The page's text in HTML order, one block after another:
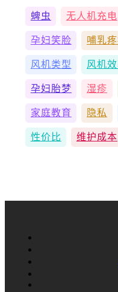
蜱虫 无人机充电
孕妇笑脸 哺乳
风机类型 风机
孕妇胎梦 湿疹
家庭教育 隐私
性价比 维护成本